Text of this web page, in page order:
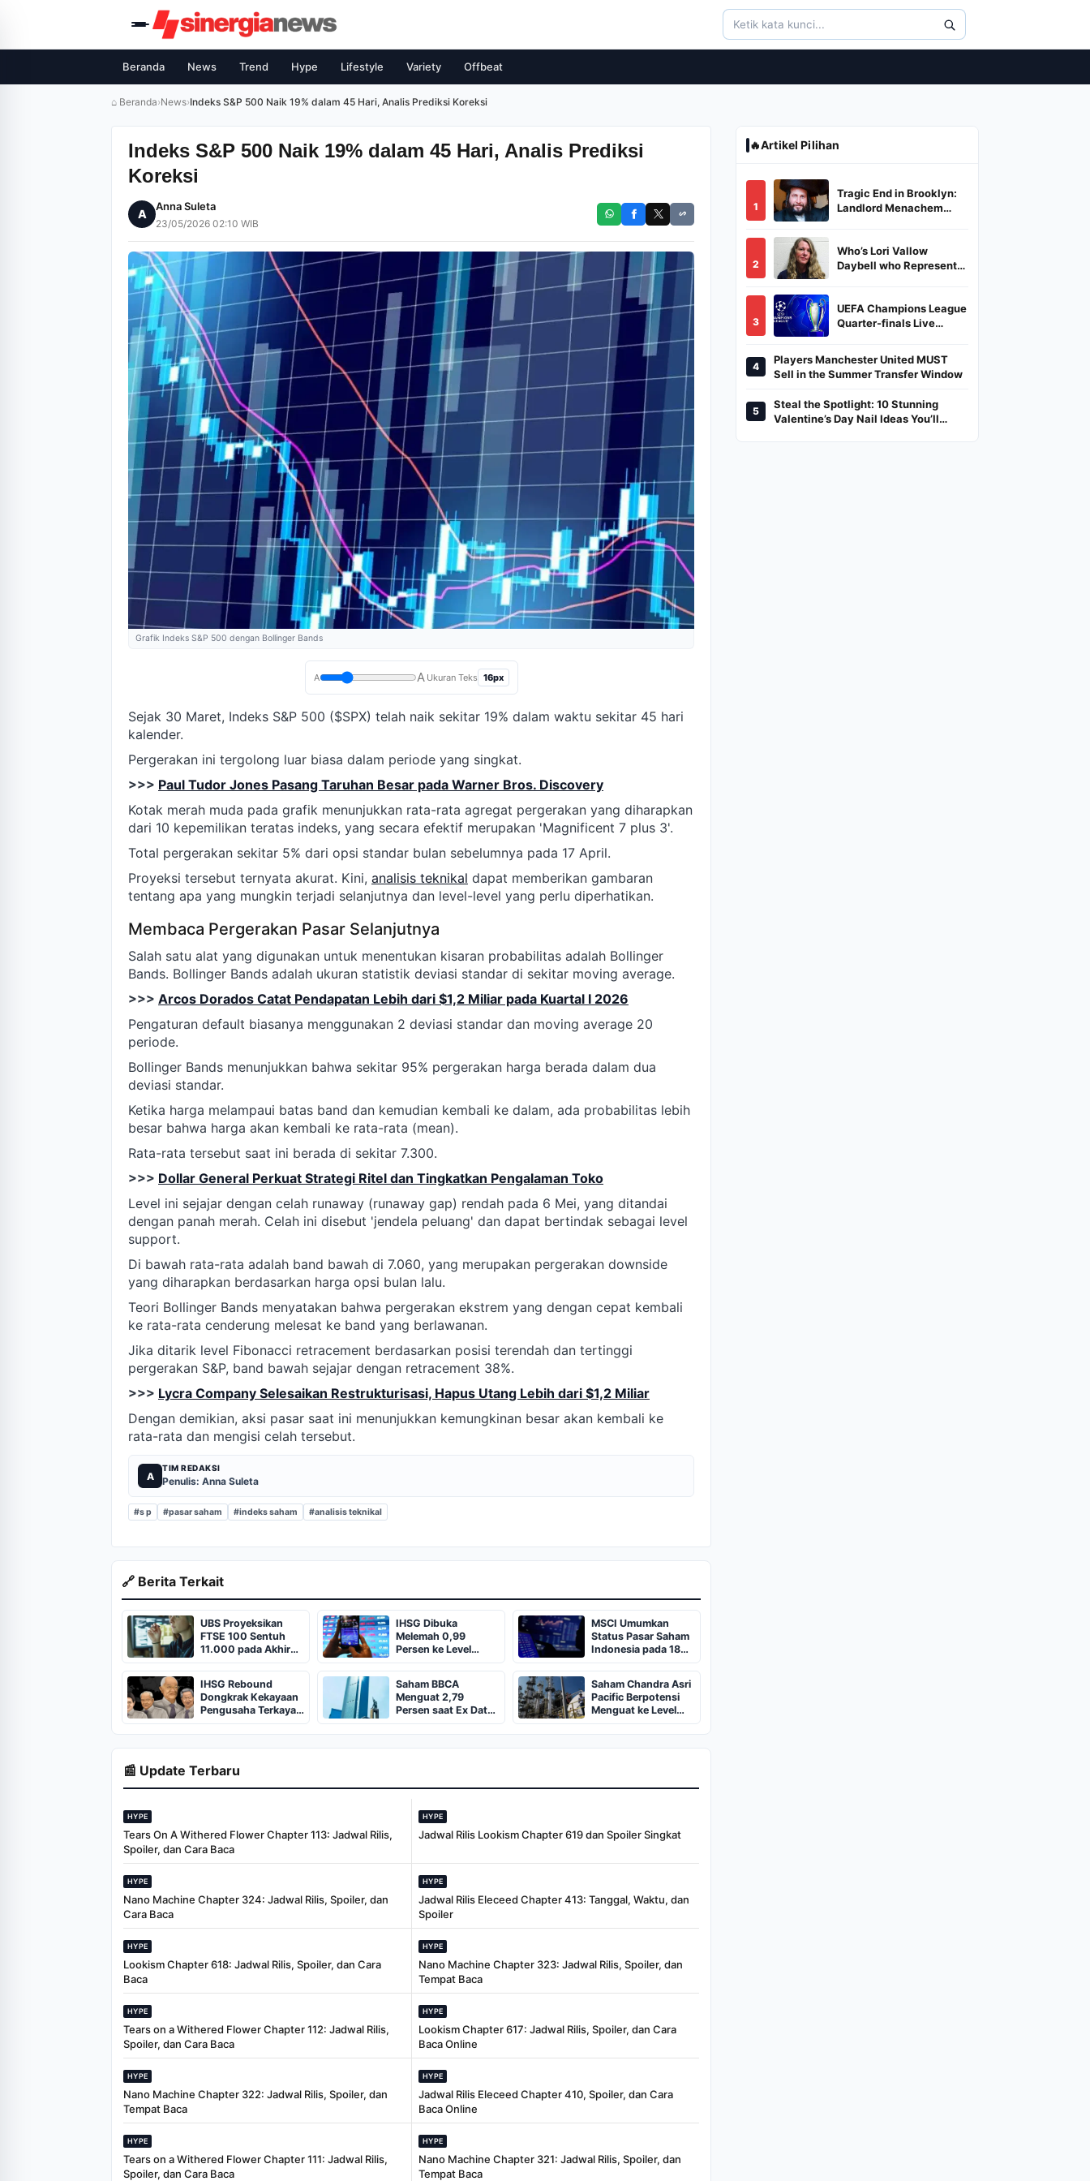
Beranda News Trend Hype Lifestyle Variety Offbeat
⌂ Beranda›News›Indeks S&P 500 Naik 19% dalam 45 Hari, Analis Prediksi Koreksi
Indeks S&P 500 Naik 19% dalam 45 Hari, Analis Prediksi
Koreksi
A
Anna Suleta
23/05/2026 02:10 WIB
Grafik Indeks S&P 500 dengan Bollinger Bands
A A Ukuran Teks 16px
Sejak 30 Maret, Indeks S&P 500 ($SPX) telah naik sekitar 19% dalam waktu sekitar 45 hari
kalender.
Pergerakan ini tergolong luar biasa dalam periode yang singkat.
>>> Paul Tudor Jones Pasang Taruhan Besar pada Warner Bros. Discovery
Kotak merah muda pada grafik menunjukkan rata-rata agregat pergerakan yang diharapkan
dari 10 kepemilikan teratas indeks, yang secara efektif merupakan 'Magnificent 7 plus 3'.
Total pergerakan sekitar 5% dari opsi standar bulan sebelumnya pada 17 April.
Proyeksi tersebut ternyata akurat. Kini, analisis teknikal dapat memberikan gambaran
tentang apa yang mungkin terjadi selanjutnya dan level-level yang perlu diperhatikan.
Membaca Pergerakan Pasar Selanjutnya
Salah satu alat yang digunakan untuk menentukan kisaran probabilitas adalah Bollinger
Bands. Bollinger Bands adalah ukuran statistik deviasi standar di sekitar moving average.
>>> Arcos Dorados Catat Pendapatan Lebih dari $1,2 Miliar pada Kuartal I 2026
Pengaturan default biasanya menggunakan 2 deviasi standar dan moving average 20
periode.
Bollinger Bands menunjukkan bahwa sekitar 95% pergerakan harga berada dalam dua
deviasi standar.
Ketika harga melampaui batas band dan kemudian kembali ke dalam, ada probabilitas lebih
besar bahwa harga akan kembali ke rata-rata (mean).
Rata-rata tersebut saat ini berada di sekitar 7.300.
>>> Dollar General Perkuat Strategi Ritel dan Tingkatkan Pengalaman Toko
Level ini sejajar dengan celah runaway (runaway gap) rendah pada 6 Mei, yang ditandai
dengan panah merah. Celah ini disebut 'jendela peluang' dan dapat bertindak sebagai level
support.
Di bawah rata-rata adalah band bawah di 7.060, yang merupakan pergerakan downside
yang diharapkan berdasarkan harga opsi bulan lalu.
Teori Bollinger Bands menyatakan bahwa pergerakan ekstrem yang dengan cepat kembali
ke rata-rata cenderung melesat ke band yang berlawanan.
Jika ditarik level Fibonacci retracement berdasarkan posisi terendah dan tertinggi
pergerakan S&P, band bawah sejajar dengan retracement 38%.
>>> Lycra Company Selesaikan Restrukturisasi, Hapus Utang Lebih dari $1,2 Miliar
Dengan demikian, aksi pasar saat ini menunjukkan kemungkinan besar akan kembali ke
rata-rata dan mengisi celah tersebut.
A
TIM REDAKSI
Penulis: Anna Suleta
#s p #pasar saham #indeks saham #analisis teknikal
🔗 Berita Terkait
UBS Proyeksikan
FTSE 100 Sentuh
11.000 pada Akhir
2026
IHSG Dibuka
Melemah 0,99
Persen ke Level
6.159 pada 18 Juni
2026
MSCI Umumkan
Status Pasar Saham
Indonesia pada 18
Juni 2026
IHSG Rebound
Dongkrak Kekayaan
Pengusaha Terkaya
Indonesia
Saham BBCA
Menguat 2,79
Persen saat Ex Date
Dividen Interim
Saham Chandra Asri
Pacific Berpotensi
Menguat ke Level
Resistance
📰 Update Terbaru
HYPE
Tears On A Withered Flower Chapter 113: Jadwal Rilis,
Spoiler, dan Cara Baca
HYPE
Jadwal Rilis Lookism Chapter 619 dan Spoiler Singkat
HYPE
Nano Machine Chapter 324: Jadwal Rilis, Spoiler, dan
Cara Baca
HYPE
Jadwal Rilis Eleceed Chapter 413: Tanggal, Waktu, dan
Spoiler
HYPE
Lookism Chapter 618: Jadwal Rilis, Spoiler, dan Cara
Baca
HYPE
Nano Machine Chapter 323: Jadwal Rilis, Spoiler, dan
Tempat Baca
HYPE
Tears on a Withered Flower Chapter 112: Jadwal Rilis,
Spoiler, dan Cara Baca
HYPE
Lookism Chapter 617: Jadwal Rilis, Spoiler, dan Cara
Baca Online
HYPE
Nano Machine Chapter 322: Jadwal Rilis, Spoiler, dan
Tempat Baca
HYPE
Jadwal Rilis Eleceed Chapter 410, Spoiler, dan Cara
Baca Online
HYPE
Tears on a Withered Flower Chapter 111: Jadwal Rilis,
Spoiler, dan Cara Baca
HYPE
Nano Machine Chapter 321: Jadwal Rilis, Spoiler, dan
Tempat Baca
🔥Artikel Pilihan
1
Tragic End in Brooklyn:
Landlord Menachem
Burned in a Dumpster
2
Who’s Lori Vallow
Daybell who Represents
3
UEFA Champions League
Quarter-finals Live
And Where To Watch
4
Players Manchester United MUST
Sell in the Summer Transfer Window
5
Steal the Spotlight: 10 Stunning
Valentine’s Day Nail Ideas You’ll